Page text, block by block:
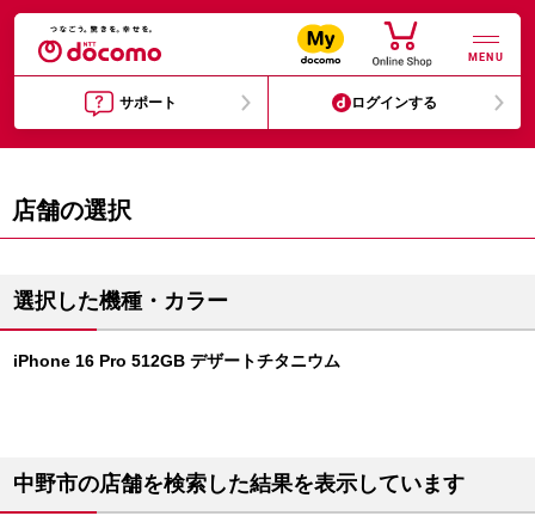
MENU
サポート ログインする
店舗の選択
選択した機種・カラー
iPhone 16 Pro 512GB デザートチタニウム
中野市の店舗を検索した結果を表示しています